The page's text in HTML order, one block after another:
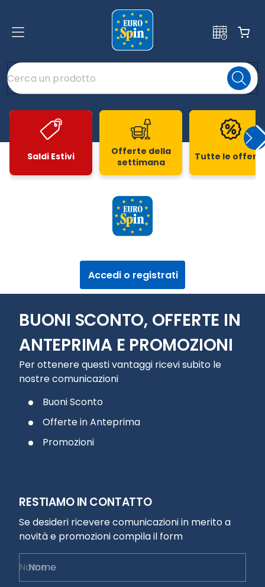
Saldi Estivi
Offerte della
settimana
Tutte le
Accedi o registrati
BUONI SCONTO, OFFERTE IN
ANTEPRIMA E PROMOZIONI
Per ottenere questi vantaggi ricevi subito le
nostre comunicazioni
Buoni Sconto
Offerte in Anteprima
Promozioni
RESTIAMO IN CONTATTO
Se desideri ricevere comunicazioni in merito a
novità e promozioni compila il form
Nome